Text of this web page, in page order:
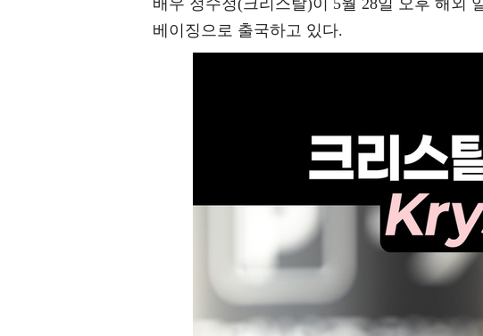
배우 정수정(크리스탈)이 5월 28일 오후 해외
베이징으로 출국하고 있다.